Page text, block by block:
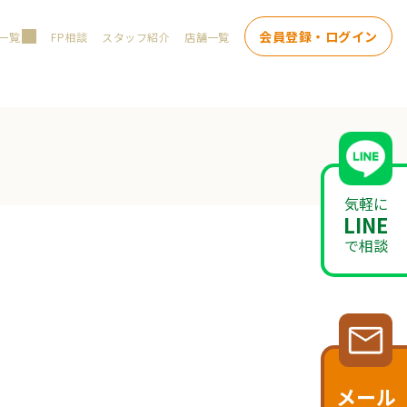
覧 FP相談 スタッフ紹介 店舗一覧 会員登録・ログイン
気軽に
LINE
で相談
メール